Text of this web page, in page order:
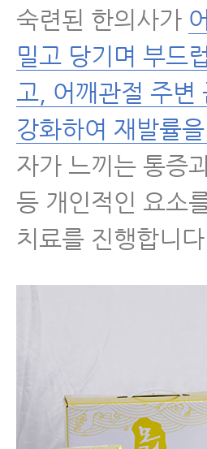
숙련된 한의사가
밀고 당기며 부드
고, 어깨관절 주변
강화하여 재발률
자가 느끼는 통증
등 개인적인 요소
치료를 진행합니